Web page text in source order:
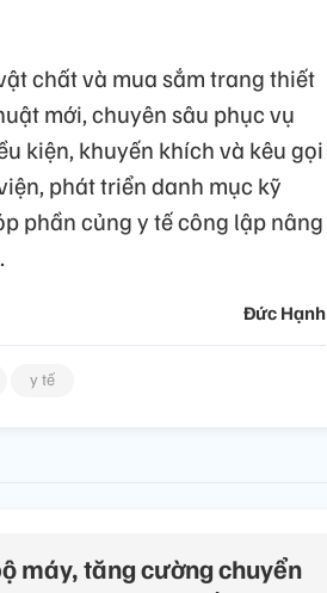
chất và mua sắm trang thiết
mới, chuyên sâu phục vụ
kiện, khuyến khích và kêu gọi
phát triển danh mục kỹ
phần củng y tế công lập nâng
Đức Hạnh
y tế
máy, tăng cường chuyển